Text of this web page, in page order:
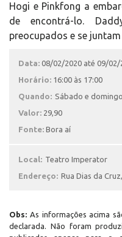
Hogi e Pinkfong a
de encontrá-lo.
preocupados e se
Data: 08/02/2020 até 09/02/
Horário: 16:00 às 17:00
Quando: Sábado e domingo
Valor: 29,90
Fonte: Bora aí
Local: Teatro Imperator
Endereço: Rua Dias da
Obs: As informações acima
declarada. Não foram